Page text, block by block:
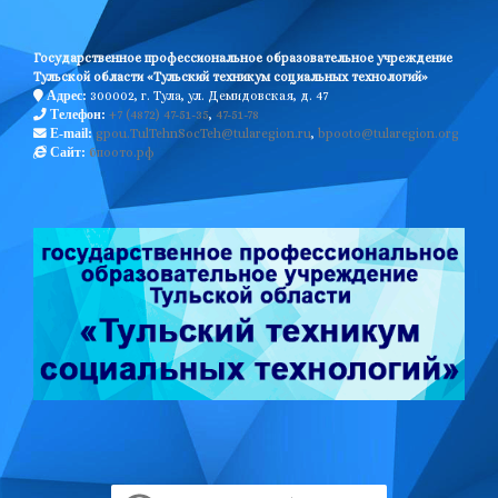
Государственное профессиональное образовательное учреждение
Тульской области «Тульский техникум социальных технологий»
Адрес: 300002, г. Тула, ул. Демидовская, д. 47
Телефон: +7 (4872) 47-51-35, 47-51-78
E-mail: gpou.TulTehnSocTeh@tularegion.ru, bpooto@tularegion.org
Сайт: бпоото.рф